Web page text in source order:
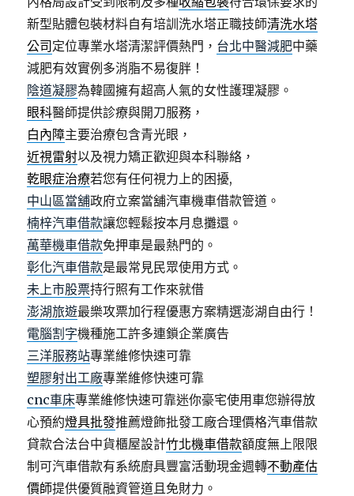
新型貼體包裝材料自有培訓洗水塔正職技師清洗水塔
公司 定位專業水塔清潔評價熱門， 台北中醫減肥中藥
減肥有效實例多消脂不易復胖！
陰道凝膠為韓國擁有超高人氣的女性護理凝膠。
眼科醫師提供診療與開刀服務，
白內障主要治療包含青光眼，
近視雷射以及視力矯正歡迎與本科聯絡，
乾眼症治療若您有任何視力上的困擾,
中山區當舖政府立案當舖汽車機車借款管道。
楠梓汽車借款讓您輕鬆按本月息攤還。
萬華機車借款免押車是最熱門的。
彰化汽車借款是最常見民眾使用方式。
未上市股票持行照有工作來就借
澎湖旅遊最樂攻票加行程優惠方案精選澎湖自由行！
電腦割字機種施工許多連鎖企業廣告
三洋服務站專業維修快速可靠
塑膠射出工廠專業維修快速可靠
cnc車床專業維修快速可靠迷你豪宅使用車您辦得放
心預約燈具批發推薦燈飾批發工廠合理價格汽車借款
貸款合法台中貨櫃屋設計竹北機車借款額度無上限限
制可汽車借款有系統廚具豐富活動現金週轉不動產估
價師提供優質融資管道且免財力。